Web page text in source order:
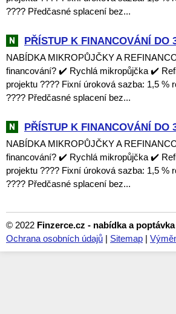
???? Předčasné splacení bez...
PŘÍSTUP K FINANCOVÁNÍ DO
NABÍDKA MIKROPŮJČKY A
financování? ✔️ Rychlá mikropůjčka ✔️
projektu ???? Fixní úroková sazba: 1,5 %
???? Předčasné splacení bez...
PŘÍSTUP K FINANCOVÁNÍ DO
NABÍDKA MIKROPŮJČKY A
financování? ✔️ Rychlá mikropůjčka ✔️
projektu ???? Fixní úroková sazba: 1,5 %
???? Předčasné splacení bez...
© 2022 Finzerce.cz - nabídka a
Ochrana osobních údajů | Sitemap |